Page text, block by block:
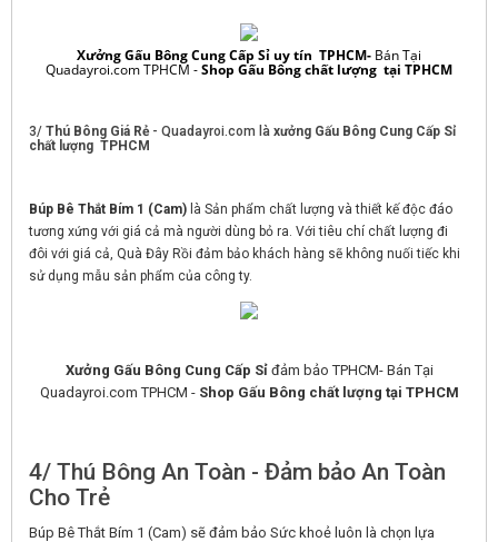
Xưởng Gấu Bông Cung Cấp Sỉ uy tín TPHCM- Bán Tại
Quadayroi.com TPHCM -Shop Gấu Bông chất lượng tại TPHCM
3/ Thú Bông Giá Rẻ- Quadayroi.com là xưởng Gấu Bông Cung Cấp Sỉ
chất lượng TPHCM
Búp Bê Thắt Bím 1 (Cam) là Sản phẩm chất lượng và thiết kế độc đáo
tương xứng với giá cả mà người dùng bỏ ra. Với tiêu chí chất lượng đi
đôi với giá cả, Quà Đây Rồi đảm bảo khách hàng sẽ không nuối tiếc khi
sử dụng mẫu sản phẩm của công ty.
Xưởng Gấu Bông Cung Cấp Sỉ đảm bảo TPHCM- Bán Tại
Quadayroi.com TPHCM - Shop Gấu Bông chất lượng tại TPHCM
4/ Thú Bông An Toàn - Đảm bảo An Toàn
Cho Trẻ
Búp Bê Thắt Bím 1 (Cam) sẽ đảm bảo Sức khoẻ luôn là chọn lựa